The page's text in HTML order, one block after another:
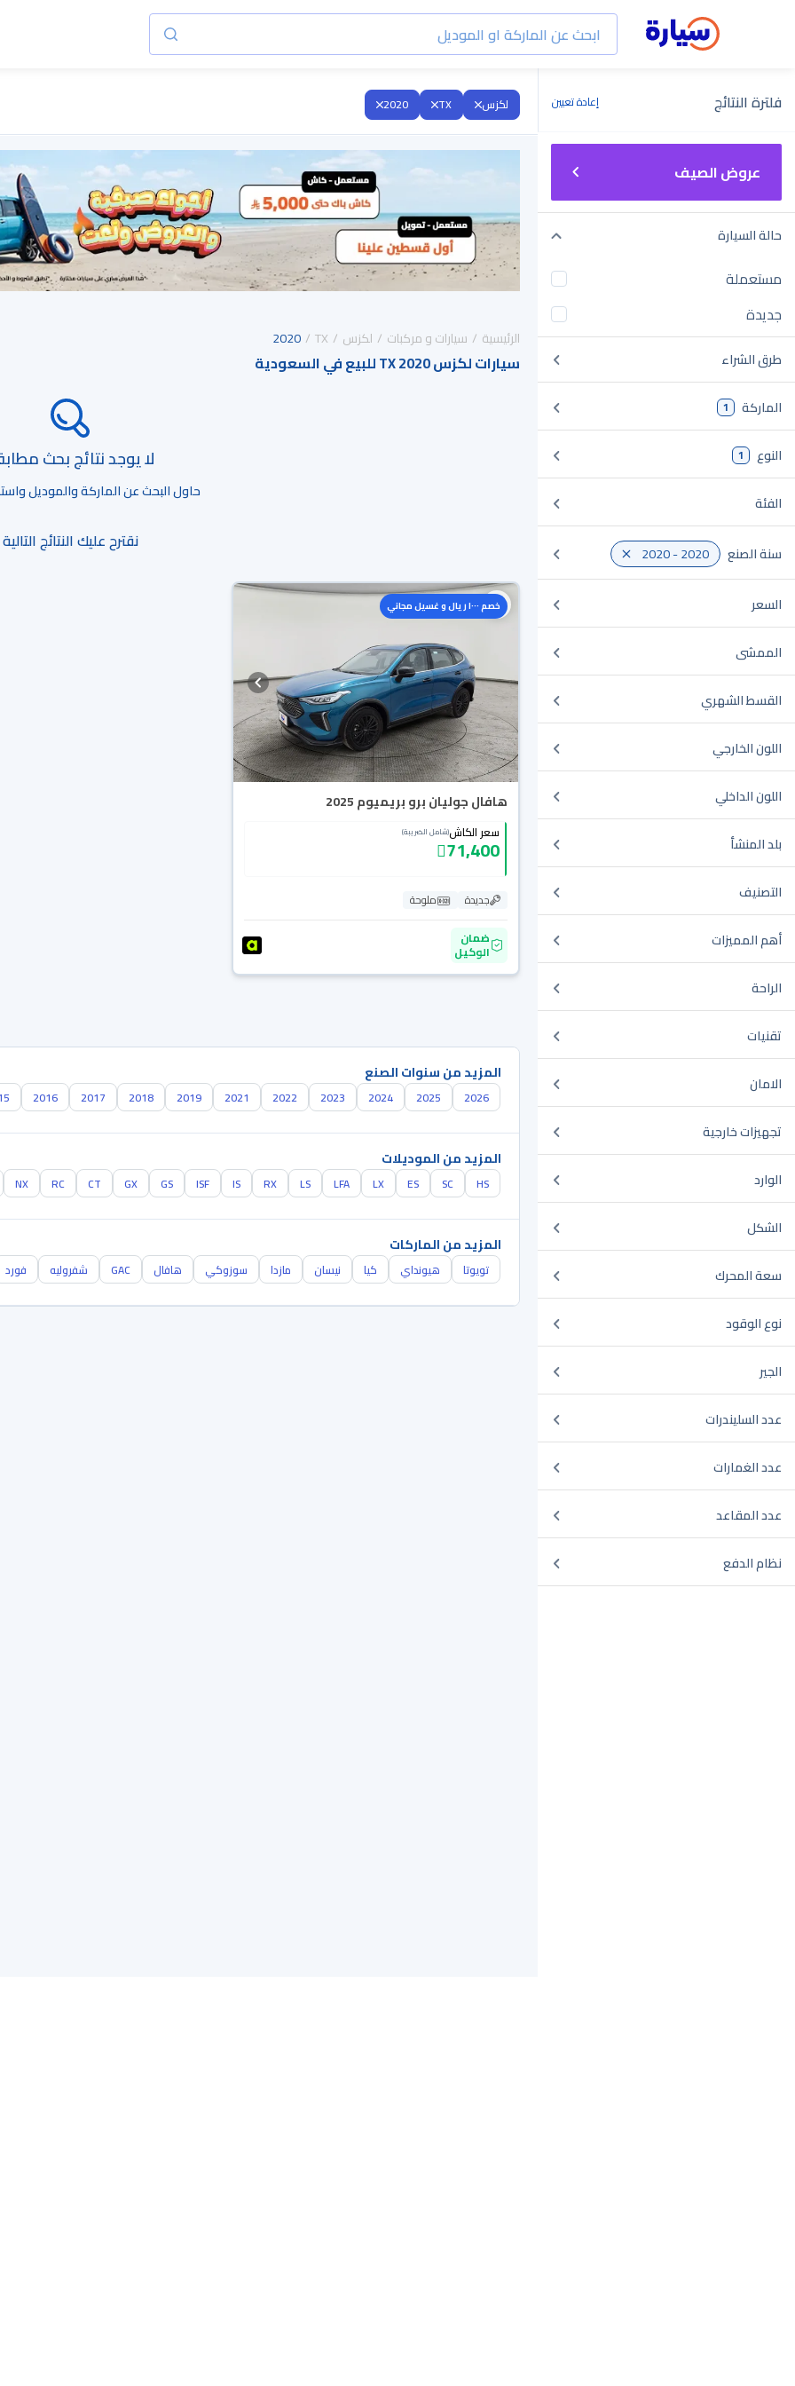
فلترة النتائج إعادة تعيين
عروض الصيف
حالة السيارة
مستعملة
جديدة
طرق الشراء
الماركة 1
النوع 1
الفئة
سنة الصنع 2020 - 2020
السعر
الممشى
القسط الشهري
اللون الخارجي
اللون الداخلي
بلد المنشأ
التصنيف
أهم المميزات
الراحة
تقنيات
الامان
تجهيزات خارجية
الوارد
الشكل
سعة المحرك
نوع الوقود
الجير
عدد السليندرات
عدد الغمارات
عدد المقاعد
نظام الدفع
لكزس TX
2020
الرئيسية سيارات و مركبات لكزس TX
2020
سيارات لكزس TX 2020 للبيع في السعودية
لا يوجد نتائج بحث
حاول البحث عن الماركة والموديل
نقترح عليك النتائج التالية
خصم ١٠٠٠ ريال و غسيل مجاني
هافال جوليان برو بريميوم 2025
سعر الكاش(شامل الضريبة)
71,400
جديدة
ملوحة
ضمان
الوكيل
المزيد من سنوات الصنع
2026
2025
2024
2023
2022
2021
2019
2018
2017
2016
المزيد من الموديلات
HS
SC
ES
LX
LFA
LS
RX
IS
ISF
GS
GX
CT
RC
NX
المزيد من الماركات
تويوتا هيونداي كيا نيسان مازدا سوزوكي هافال GAC شفروليه فورد